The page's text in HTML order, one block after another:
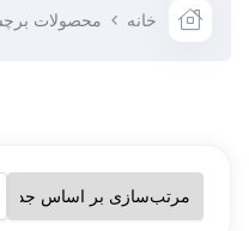
خانه محصولات